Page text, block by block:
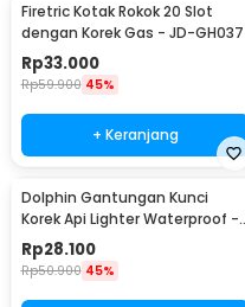
Firetric Kotak Rokok 20 Slot
dengan Korek Gas - JD-GH037
Rp33.000
Rp59.900 45%
+ Keranjang
Dolphin Gantungan Kunci
Korek Api Lighter Waterproof -
1989
Rp28.100
Rp50.900 45%